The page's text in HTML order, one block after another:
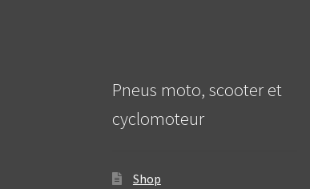
Pneus moto, scooter et
cyclomoteur
Shop